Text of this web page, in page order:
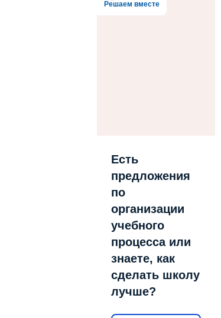
Решаем вместе
Есть
предложения
по
организации
учебного
процесса или
знаете, как
сделать школу
лучше?